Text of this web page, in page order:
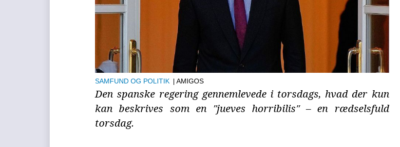
SAMFUND OG POLITIK | AMIGOS
Den spanske regering gennemlevede i torsdags, hvad der kun
kan beskrives som en ″jueves horribilis″ – en rædselsfuld
torsdag.